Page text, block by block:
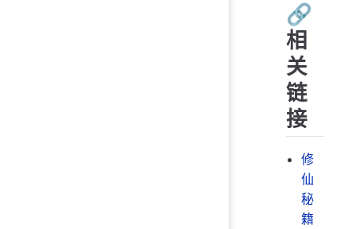
🔗
相
关
链
接
修
仙
秘
籍